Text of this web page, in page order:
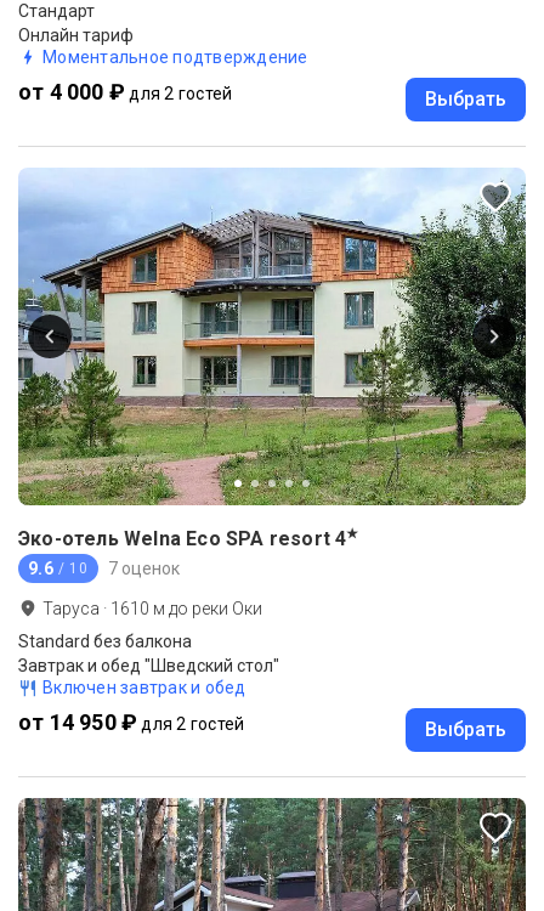
Стандарт
Онлайн тариф
Моментальное подтверждение
от 4 000 ₽ для 2 гостей Выбрать
Эко-отель Welna Eco SPA resort 4★
9.6 / 10 7 оценок
Таруса · 1610 м до реки Оки
Standard без балкона
Завтрак и обед "Шведский стол"
Включен завтрак и обед
от 14 950 ₽ для 2 гостей Выбрать